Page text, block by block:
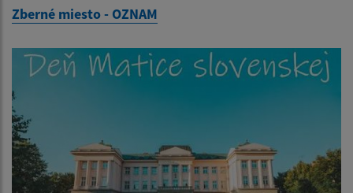
Zberné miesto - OZNAM